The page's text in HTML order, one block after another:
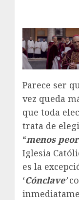
Parece ser
vez queda
que toda
trata de
“menos peor
Iglesia
es la
‘Cónclave’